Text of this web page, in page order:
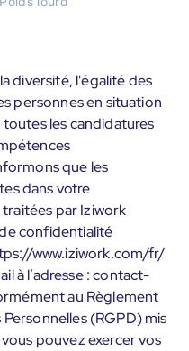
diversité, l'égalité des
personnes en situation
les candidatures
que les
dans votre
par Iziwork
confidentialité
www.iziwork.com/fr/
à l’adresse : contact-
au Règlement
(RGPD) mis
pouvez exercer vos